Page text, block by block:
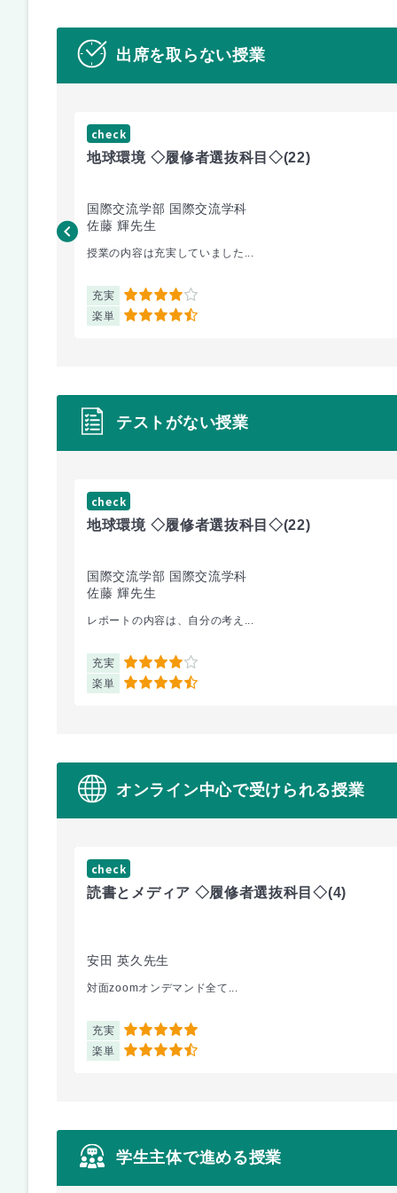
出席を取らない授業
check
地球環境 ◇履修者選抜科目◇(22)
国際交流学部 国際交流学科
佐藤 輝先生
授業の内容は充実していました...
充実 4
楽単 4.5
テストがない授業
check
地球環境 ◇履修者選抜科目◇(22)
国際交流学部 国際交流学科
佐藤 輝先生
レポートの内容は、自分の考え...
充実 4
楽単 4.5
オンライン中心で受けられる授業
check
読書とメディア ◇履修者選抜科目◇(4)
安田 英久先生
対面zoomオンデマンド全て...
充実 5
楽単 4.5
学生主体で進める授業